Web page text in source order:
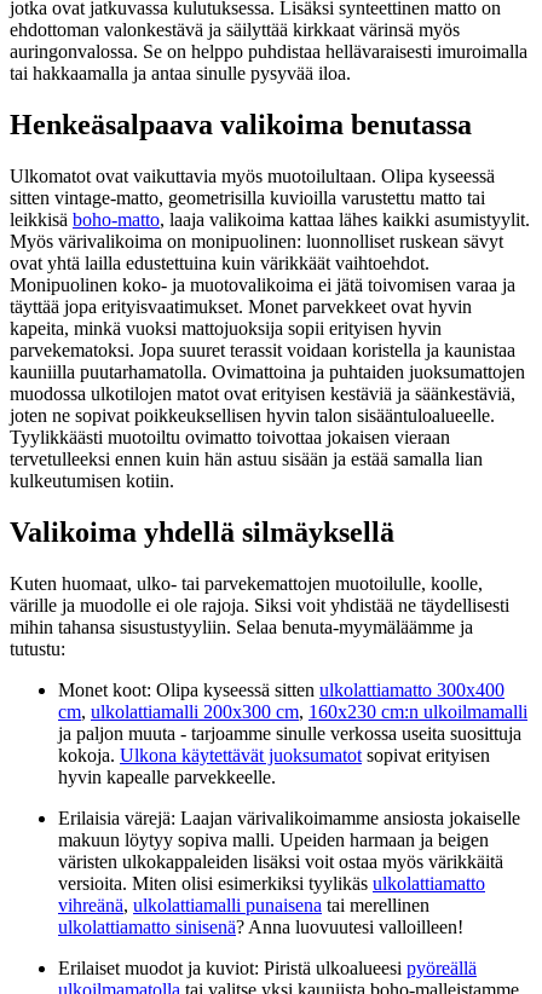
jotka ovat jatkuvassa kulutuksessa. Lisäksi synteettinen matto on
ehdottoman valonkestävä ja säilyttää kirkkaat värinsä myös
auringonvalossa. Se on helppo puhdistaa hellävaraisesti imuroimalla
tai hakkaamalla ja antaa sinulle pysyvää iloa.
Henkeäsalpaava valikoima benutassa
Ulkomatot ovat vaikuttavia myös muotoilultaan. Olipa kyseessä
sitten vintage-matto, geometrisilla kuvioilla varustettu matto tai
leikkisä boho-matto, laaja valikoima kattaa lähes kaikki asumistyylit.
Myös värivalikoima on monipuolinen: luonnolliset ruskean sävyt
ovat yhtä lailla edustettuina kuin värikkäät vaihtoehdot.
Monipuolinen koko- ja muotovalikoima ei jätä toivomisen varaa ja
täyttää jopa erityisvaatimukset. Monet parvekkeet ovat hyvin
kapeita, minkä vuoksi mattojuoksija sopii erityisen hyvin
parvekematoksi. Jopa suuret terassit voidaan koristella ja kaunistaa
kauniilla puutarhamatolla. Ovimattoina ja puhtaiden juoksumattojen
muodossa ulkotilojen matot ovat erityisen kestäviä ja säänkestäviä,
joten ne sopivat poikkeuksellisen hyvin talon sisääntuloalueelle.
Tyylikkäästi muotoiltu ovimatto toivottaa jokaisen vieraan
tervetulleeksi ennen kuin hän astuu sisään ja estää samalla lian
kulkeutumisen kotiin.
Valikoima yhdellä silmäyksellä
Kuten huomaat, ulko- tai parvekemattojen muotoilulle, koolle,
värille ja muodolle ei ole rajoja. Siksi voit yhdistää ne täydellisesti
mihin tahansa sisustustyyliin. Selaa benuta-myymäläämme ja
tutustu:
Monet koot: Olipa kyseessä sitten ulkolattiamatto 300x400
cm, ulkolattiamalli 200x300 cm, 160x230 cm:n ulkoilmamalli
ja paljon muuta - tarjoamme sinulle verkossa useita suosittuja
kokoja. Ulkona käytettävät juoksumatot sopivat erityisen
hyvin kapealle parvekkeelle.
Erilaisia värejä: Laajan värivalikoimamme ansiosta jokaiselle
makuun löytyy sopiva malli. Upeiden harmaan ja beigen
väristen ulkokappaleiden lisäksi voit ostaa myös värikkäitä
versioita. Miten olisi esimerkiksi tyylikäs ulkolattiamatto
vihreänä, ulkolattiamalli punaisena tai merellinen
ulkolattiamatto sinisenä? Anna luovuutesi valloilleen!
Erilaiset muodot ja kuviot: Piristä ulkoalueesi pyöreällä
ulkoilmamatolla tai valitse yksi kauniista boho-malleistamme